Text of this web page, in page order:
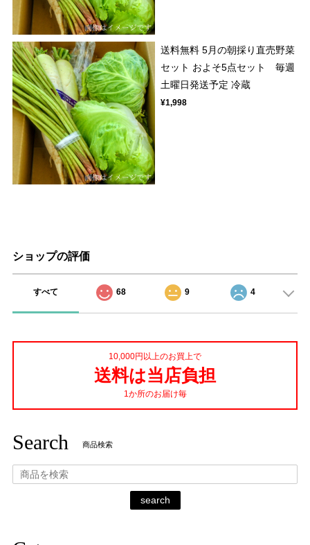
送料無料 5月の朝採り直売野菜
セット およそ5点セット 毎週
土曜日発送予定 冷蔵
¥1,998
ショップの評価
すべて 68 9 4
10,000円以上のお買上で
送料は当店負担
1か所のお届け毎
Search 商品検索
search